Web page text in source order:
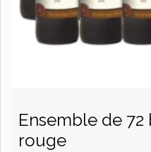
Ensemble de
rouge